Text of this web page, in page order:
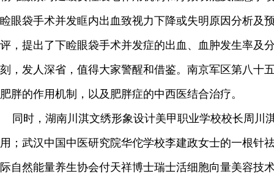
睑眼袋手术并发眶内出血致视力下降或失明原因分析及
评，提出了下睑眼袋手术并发症的出血、血肿发生率及
刻，发人深省，值得大家警醒和借鉴。南京军区第八十
肥胖的作用机制，以及肥胖症的中西医结合治疗。
同时，湖南川淇文绣形象设计美甲职业学校校长周川
用；武汉中国中医研究院华佗学校李建政女士的一根针
际自然能量养生协会付天祥博士瑞士活细胞向量美容技